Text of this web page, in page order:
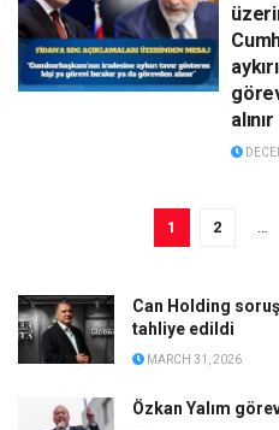
alınır
1 2
Can Holding
tahliye edildi
MARCH 31, 2026
Özkan Yalım